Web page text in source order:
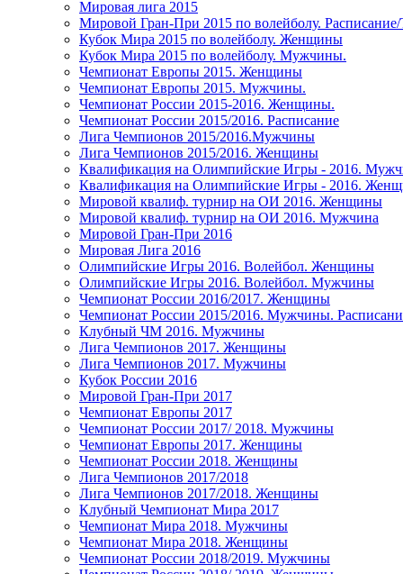
Мировая лига 2015
Мировой Гран-При 2015 по волейболу.
Кубок Мира 2015 по волейболу. Женщины
Кубок Мира 2015 по волейболу. Мужчины.
Чемпионат Европы 2015. Женщины
Чемпионат Европы 2015. Мужчины.
Чемпионат России 2015-2016. Женщины.
Чемпионат России 2015/2016. Расписание
Лига Чемпионов 2015/2016.Мужчины
Лига Чемпионов 2015/2016. Женщины
Квалификация на Олимпийские Игры - 2016.
Квалификация на Олимпийские Игры - 2016.
Мировой квалиф. турнир на ОИ 2016. Женщины
Мировой квалиф. турнир на ОИ 2016. Мужчина
Мировой Гран-При 2016
Мировая Лига 2016
Олимпийские Игры 2016. Волейбол. Женщины
Олимпийские Игры 2016. Волейбол. Мужчины
Чемпионат России 2016/2017. Женщины
Чемпионат России 2015/2016. Мужчины.
Клубный ЧМ 2016. Мужчины
Лига Чемпионов 2017. Женщины
Лига Чемпионов 2017. Мужчины
Кубок России 2016
Мировой Гран-При 2017
Чемпионат Европы 2017
Чемпионат России 2017/ 2018. Мужчины
Чемпионат Европы 2017. Женщины
Чемпионат России 2018. Женщины
Лига Чемпионов 2017/2018
Лига Чемпионов 2017/2018. Женщины
Клубный Чемпионат Мира 2017
Чемпионат Мира 2018. Мужчины
Чемпионат Мира 2018. Женщины
Чемпионат России 2018/2019. Мужчины